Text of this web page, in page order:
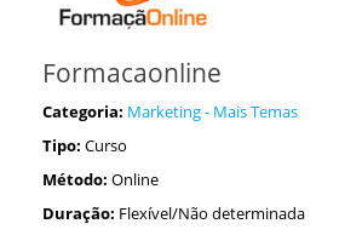
Formacaonline
Categoria: Marketing - Mais Temas
Tipo: Curso
Método: Online
Duração: Flexível/Não determinada